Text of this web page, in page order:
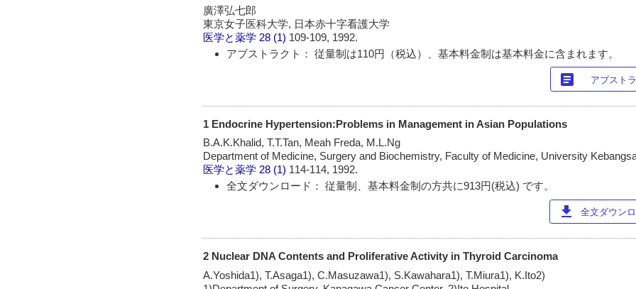
廣澤弘七郎
東京女子医科大学, 日本赤十字看護大学
医学と薬学 28 (1) 109-109, 1992.
アブストラクト： 従量制は110円（税込）、基本料金制は基本料金に含まれます。
article アブスト
1 Endocrine Hypertension:Problems in Management in Asian Populations
B.A.K.Khalid, T.T.Tan, Meah Freda, M.L.Ng
Department of Medicine, Surgery and Biochemistry, Faculty of Medicine, University
医学と薬学 28 (1) 114-114, 1992.
全文ダウンロード： 従量制、基本料金制の方共に913円(税込) です。
download 全文ダウン
2 Nuclear DNA Contents and Proliferative Activity in Thyroid Carcinoma
A.Yoshida1), T.Asaga1), C.Masuzawa1), S.Kawahara1), T.Miura1), K.Ito2)